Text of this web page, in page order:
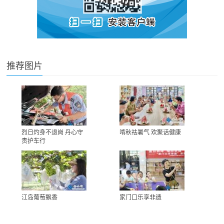
推荐图片
烈日灼身不退岗 丹心守
责护车行
啃秋祛暑气 欢聚话健康
江岛葡萄飘香 家门口乐享非遗